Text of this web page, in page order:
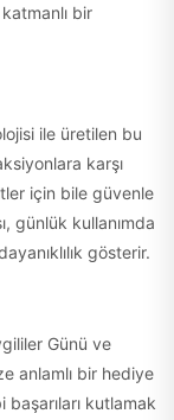
bir
ile üretilen bu
karşı
için bile güvenle
günlük kullanımda
gösterir.
Günü ve
anlamlı bir hediye
kutlamak